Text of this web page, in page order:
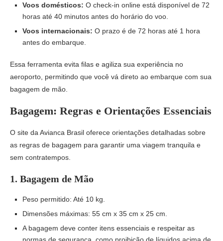
Voos domésticos: O check-in online está disponível de 72
horas até 40 minutos antes do horário do voo.
Voos internacionais: O prazo é de 72 horas até 1 hora
antes do embarque.
Essa ferramenta evita filas e agiliza sua experiência no
aeroporto, permitindo que você vá direto ao embarque com sua
bagagem de mão.
Bagagem: Regras e Orientações Essenciais
O site da Avianca Brasil oferece orientações detalhadas sobre
as regras de bagagem para garantir uma viagem tranquila e
sem contratempos.
1. Bagagem de Mão
Peso permitido: Até 10 kg.
Dimensões máximas: 55 cm x 35 cm x 25 cm.
A bagagem deve conter itens essenciais e respeitar as
normas de segurança, como proibição de líquidos acima de